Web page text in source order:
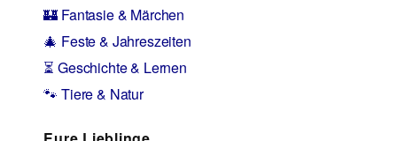
🏰 Fantasie & Märchen
🎄 Feste & Jahreszeiten
⏳ Geschichte & Lernen
🐾 Tiere & Natur